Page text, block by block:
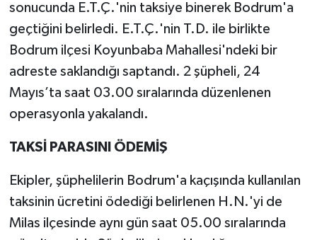
sonucunda E.T.Ç.'nin taksiye binerek Bodrum'a
geçtiğini belirledi. E.T.Ç.'nin T.D. ile birlikte
Bodrum ilçesi Koyunbaba Mahallesi'ndeki bir
adreste saklandığı saptandı. 2 şüpheli, 24
Mayıs’ta saat 03.00 sıralarında düzenlenen
operasyonla yakalandı.
TAKSİ PARASINI ÖDEMİŞ
Ekipler, şüphelilerin Bodrum'a kaçışında kullanılan
taksinin ücretini ödediği belirlenen H.N.'yi de
Milas ilçesinde aynı gün saat 05.00 sıralarında